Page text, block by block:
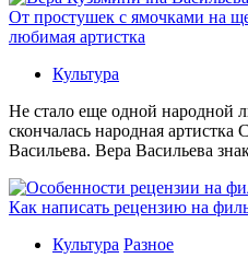
От простушек с ямочками на
любимая артистка
Культура
Не стало еще одной народной
скончалась народная
Васильева. Вера Васильева
Как написать рецензию на
Культура Разное